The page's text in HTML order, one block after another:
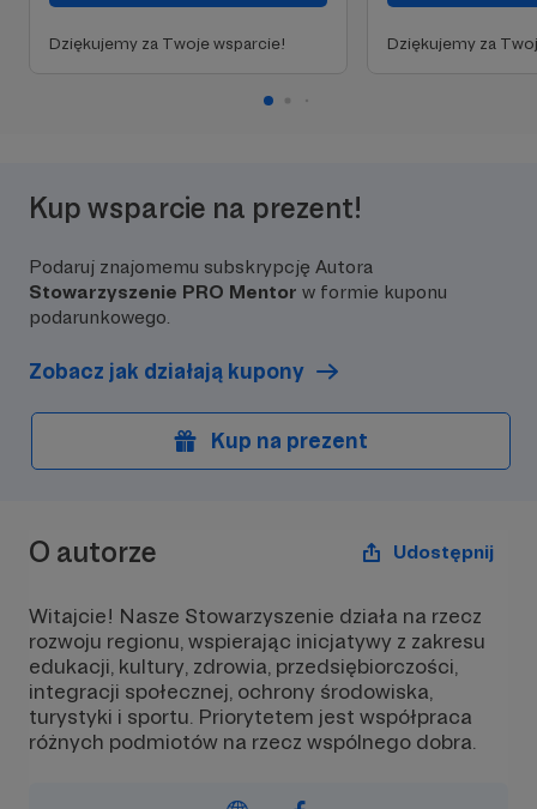
Dziękujemy za Twoje wsparcie! Dziękujemy za
Kup wsparcie na prezent!
Podaruj znajomemu subskrypcję Autora
Stowarzyszenie PRO Mentor w formie kuponu
podarunkowego.
Zobacz jak działają kupony
Kup na prezent
O autorze Udostępnij
Witajcie! Nasze Stowarzyszenie działa na rzecz
rozwoju regionu, wspierając inicjatywy z zakresu
edukacji, kultury, zdrowia, przedsiębiorczości,
integracji społecznej, ochrony środowiska,
turystyki i sportu. Priorytetem jest współpraca
różnych podmiotów na rzecz wspólnego dobra.